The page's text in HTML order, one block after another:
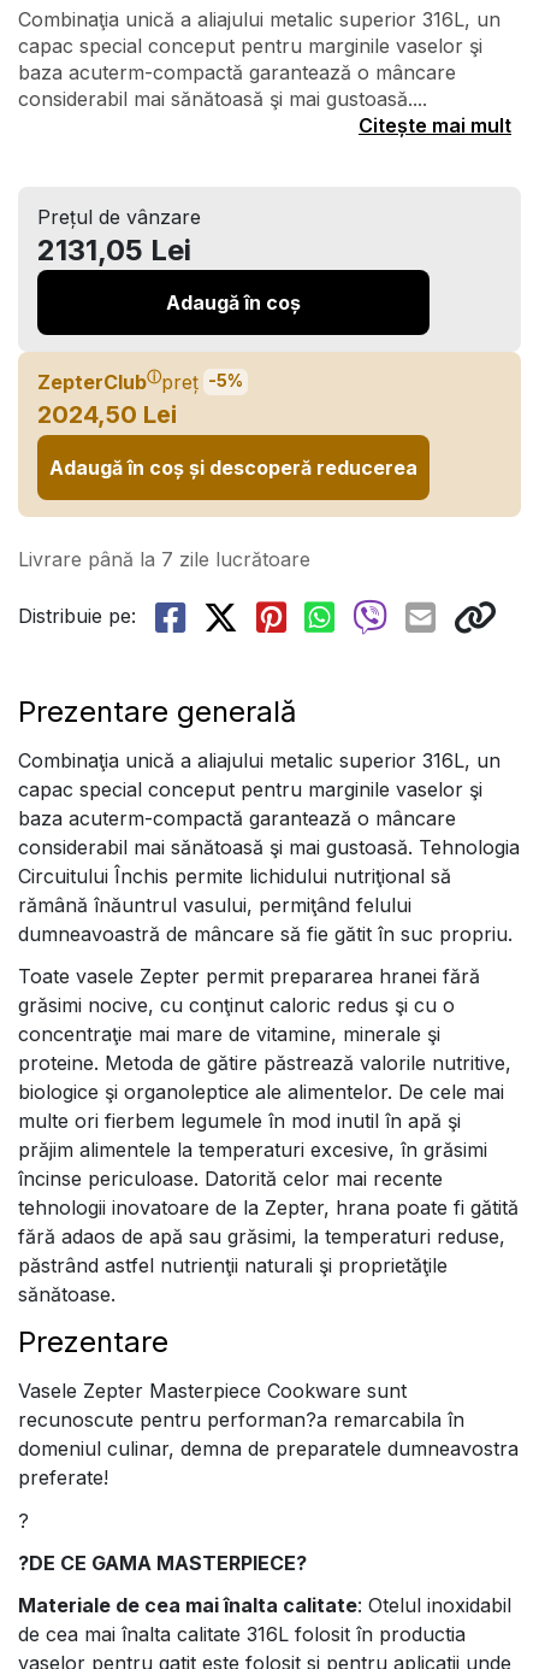
Combinaţia unică a aliajului metalic superior 316L, un
capac special conceput pentru marginile vaselor şi
baza acuterm-compactă garantează o mâncare
considerabil mai sănătoasă şi mai gustoasă....
Citește mai mult
Prețul de vânzare
2131,05 Lei
Adaugă în coș
ZepterClubⓘpreț -5%
2024,50 Lei
Adaugă în coș și descoperă reducerea
Livrare până la 7 zile lucrătoare
Distribuie pe:
Prezentare generală
Combinaţia unică a aliajului metalic superior 316L, un
capac special conceput pentru marginile vaselor şi
baza acuterm-compactă garantează o mâncare
considerabil mai sănătoasă şi mai gustoasă. Tehnologia
Circuitului Închis permite lichidului nutriţional să
rămână înăuntrul vasului, permiţând felului
dumneavoastră de mâncare să fie gătit în suc propriu.
Toate vasele Zepter permit prepararea hranei fără
grăsimi nocive, cu conţinut caloric redus şi cu o
concentraţie mai mare de vitamine, minerale şi
proteine. Metoda de gătire păstrează valorile nutritive,
biologice şi organoleptice ale alimentelor. De cele mai
multe ori fierbem legumele în mod inutil în apă şi
prăjim alimentele la temperaturi excesive, în grăsimi
încinse periculoase. Datorită celor mai recente
tehnologii inovatoare de la Zepter, hrana poate fi gătită
fără adaos de apă sau grăsimi, la temperaturi reduse,
păstrând astfel nutrienţii naturali şi proprietăţile
sănătoase.
Prezentare
Vasele Zepter Masterpiece Cookware sunt
recunoscute pentru performan?a remarcabila în
domeniul culinar, demna de preparatele dumneavostra
preferate!
?
?DE CE GAMA MASTERPIECE?
Materiale de cea mai înalta calitate: Otelul inoxidabil
de cea mai înalta calitate 316L folosit în productia
vaselor pentru gatit este folosit si pentru aplicatii unde